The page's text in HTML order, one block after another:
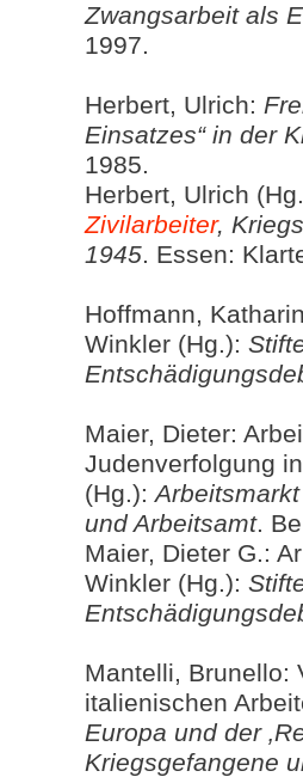
Zwangsarbeit als
1997.
Herbert, Ulrich:
Einsatzes“ in der
1985.
Herbert, Ulrich
Zivilarbeiter,
1945. Essen:
Hoffmann,
Winkler (Hg.):
Maier, Dieter:
Judenverfolgung
(Hg.):
und Arbeitsamt.
Maier, Dieter G.:
Winkler (Hg.):
Mantelli, Brunello:
italienischen
Europa und der
Kriegsgefangene